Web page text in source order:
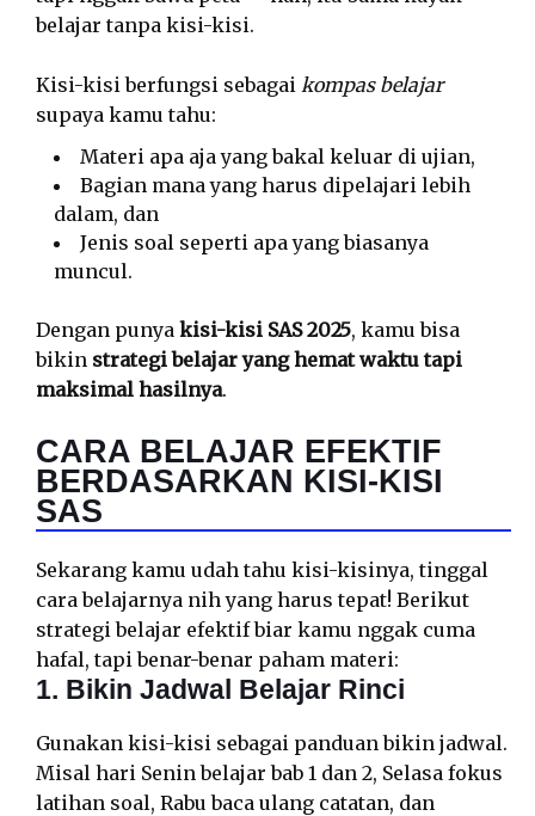
belajar tanpa kisi-kisi.
Kisi-kisi berfungsi sebagai kompas belajar
supaya kamu tahu:
Materi apa aja yang bakal keluar di ujian,
Bagian mana yang harus dipelajari lebih
dalam, dan
Jenis soal seperti apa yang biasanya
muncul.
Dengan punya kisi-kisi SAS 2025, kamu bisa
bikin strategi belajar yang hemat waktu tapi
maksimal hasilnya.
CARA BELAJAR EFEKTIF
BERDASARKAN KISI-KISI
SAS
Sekarang kamu udah tahu kisi-kisinya, tinggal
cara belajarnya nih yang harus tepat! Berikut
strategi belajar efektif biar kamu nggak cuma
hafal, tapi benar-benar paham materi:
1. Bikin Jadwal Belajar Rinci
Gunakan kisi-kisi sebagai panduan bikin jadwal.
Misal hari Senin belajar bab 1 dan 2, Selasa fokus
latihan soal, Rabu baca ulang catatan, dan